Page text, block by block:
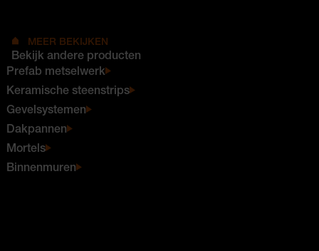
MEER BEKIJKEN
Bekijk andere producten
Prefab metselwerk
Keramische steenstrips
Gevelsystemen
Dakpannen
Mortels
Binnenmuren